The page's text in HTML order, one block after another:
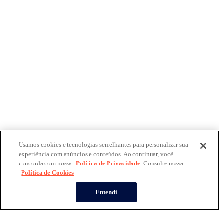
Usamos cookies e tecnologias semelhantes para personalizar sua
experiência com anúncios e conteúdos. Ao continuar, você
concorda com nossa Política de Privacidade. Consulte nossa
Política de Cookies
Entendi